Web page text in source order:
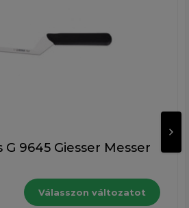
G 9645 Giesser Messer
Válasszon változatot